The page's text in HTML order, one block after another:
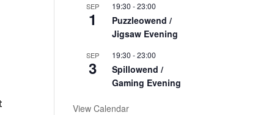
SEP
1
19:30 -23:00
Puzzleowend /
Jigsaw Evening
SEP
3
19:30 -23:00
Spillowend /
Gaming Evening
View Calendar